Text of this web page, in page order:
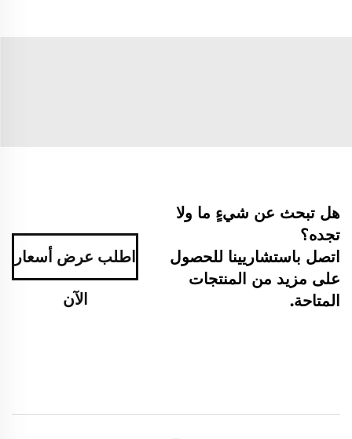
هل تبحث عن شيءٍ ما ولا
تجده؟
اتصل باستشاريينا للحصول
على مزيد من المنتجات
المتاحة.
اطلب عرض أسعار
الآن